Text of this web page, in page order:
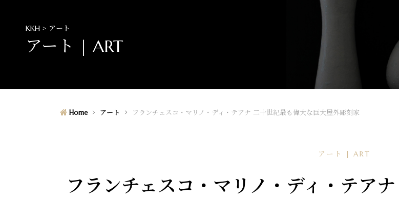
KKH > アート
アート | ART
Home アート フランチェスコ・マリノ・ディ・テアナ 二十世紀最も偉大な巨大屋外彫刻家
アート | ART
フランチェスコ・マリノ・ディ・テア